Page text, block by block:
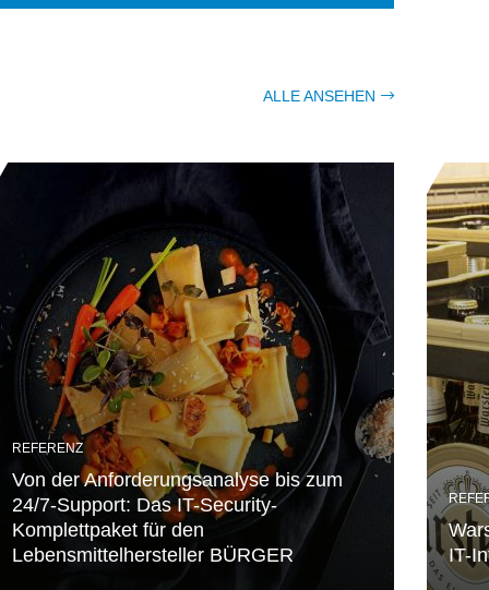
ALLE ANSEHEN
REFERENZ
Von der Anforderungsanalyse bis zum
24/7-Support: Das IT-Security-
Komplettpaket für den
Lebensmittelhersteller BÜRGER
IT-